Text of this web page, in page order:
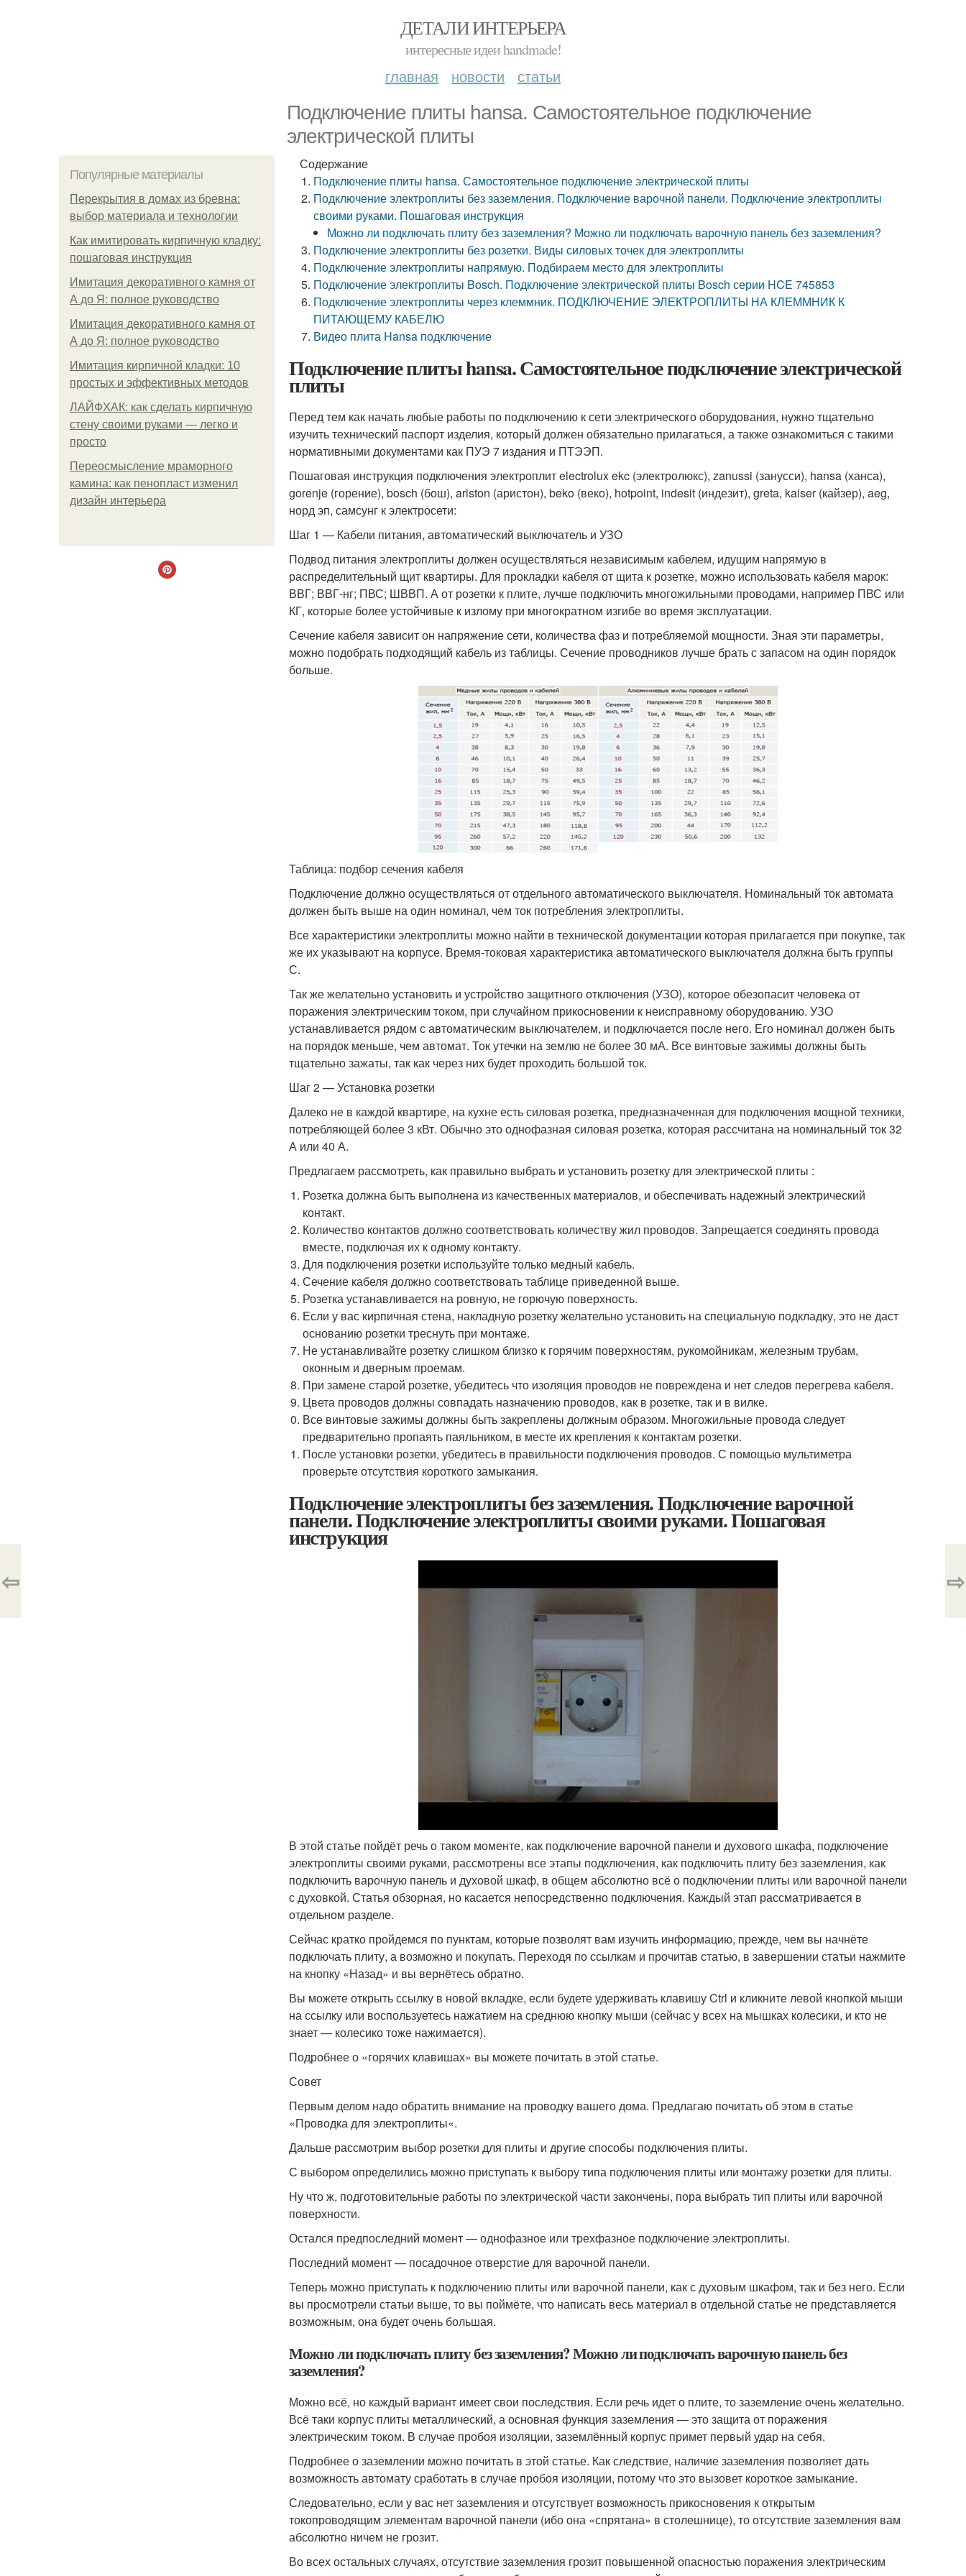
ДЕТАЛИ ИНТЕРЬЕРА
интересные идеи handmade!
главная новости статьи
Подключение плиты hansa. Самостоятельное подключение
электрической плиты
Популярные материалы
Перекрытия в домах из бревна:
выбор материала и технологии
Как имитировать кирпичную кладку:
пошаговая инструкция
Имитация декоративного камня от
А до Я: полное руководство
Имитация декоративного камня от
А до Я: полное руководство
Имитация кирпичной кладки: 10
простых и эффективных методов
ЛАЙФХАК: как сделать кирпичную
стену своими руками — легко и
просто
Переосмысление мраморного
камина: как пенопласт изменил
дизайн интерьера
Содержание
Подключение плиты hansa. Самостоятельное подключение электрической плиты
Подключение электроплиты без заземления. Подключение варочной панели. Подключение электроплиты
своими руками. Пошаговая инструкция
Можно ли подключать плиту без заземления? Можно ли подключать варочную панель без заземления?
Подключение электроплиты без розетки. Виды силовых точек для электроплиты
Подключение электроплиты напрямую. Подбираем место для электроплиты
Подключение электроплиты Bosch. Подключение электрической плиты Bosch серии HCE 745853
Подключение электроплиты через клеммник. ПОДКЛЮЧЕНИЕ ЭЛЕКТРОПЛИТЫ НА КЛЕММНИК К
ПИТАЮЩЕМУ КАБЕЛЮ
Видео плита Hansa подключение
Подключение плиты hansa. Самостоятельное подключение электрической
плиты
Перед тем как начать любые работы по подключению к сети электрического оборудования, нужно тщательно
изучить технический паспорт изделия, который должен обязательно прилагаться, а также ознакомиться с такими
нормативными документами как ПУЭ 7 издания и ПТЭЭП.
Пошаговая инструкция подключения электроплит electrolux ekc (электролюкс), zanussi (занусси), hansa (ханса),
gorenje (горение), bosch (бош), ariston (аристон), beko (веко), hotpoint, indesit (индезит), greta, kaiser (кайзер), aeg,
норд эп, самсунг к электросети:
Шаг 1 — Кабели питания, автоматический выключатель и УЗО
Подвод питания электроплиты должен осуществляться независимым кабелем, идущим напрямую в
распределительный щит квартиры. Для прокладки кабеля от щита к розетке, можно использовать кабеля марок:
ВВГ; ВВГ-нг; ПВС; ШВВП. А от розетки к плите, лучше подключить многожильными проводами, например ПВС или
КГ, которые более устойчивые к излому при многократном изгибе во время эксплуатации.
Сечение кабеля зависит он напряжение сети, количества фаз и потребляемой мощности. Зная эти параметры,
можно подобрать подходящий кабель из таблицы. Сечение проводников лучше брать с запасом на один порядок
больше.
Таблица: подбор сечения кабеля
Подключение должно осуществляться от отдельного автоматического выключателя. Номинальный ток автомата
должен быть выше на один номинал, чем ток потребления электроплиты.
Все характеристики электроплиты можно найти в технической документации которая прилагается при покупке, так
же их указывают на корпусе. Время-токовая характеристика автоматического выключателя должна быть группы
С.
Так же желательно установить и устройство защитного отключения (УЗО), которое обезопасит человека от
поражения электрическим током, при случайном прикосновении к неисправному оборудованию. УЗО
устанавливается рядом с автоматическим выключателем, и подключается после него. Его номинал должен быть
на порядок меньше, чем автомат. Ток утечки на землю не более 30 мА. Все винтовые зажимы должны быть
тщательно зажаты, так как через них будет проходить большой ток.
Шаг 2 — Установка розетки
Далеко не в каждой квартире, на кухне есть силовая розетка, предназначенная для подключения мощной техники,
потребляющей более 3 кВт. Обычно это однофазная силовая розетка, которая рассчитана на номинальный ток 32
А или 40 А.
Предлагаем рассмотреть, как правильно выбрать и установить розетку для электрической плиты :
Розетка должна быть выполнена из качественных материалов, и обеспечивать надежный электрический
контакт.
Количество контактов должно соответствовать количеству жил проводов. Запрещается соединять провода
вместе, подключая их к одному контакту.
Для подключения розетки используйте только медный кабель.
Сечение кабеля должно соответствовать таблице приведенной выше.
Розетка устанавливается на ровную, не горючую поверхность.
Если у вас кирпичная стена, накладную розетку желательно установить на специальную подкладку, это не даст
основанию розетки треснуть при монтаже.
Не устанавливайте розетку слишком близко к горячим поверхностям, рукомойникам, железным трубам,
оконным и дверным проемам.
При замене старой розетке, убедитесь что изоляция проводов не повреждена и нет следов перегрева кабеля.
Цвета проводов должны совпадать назначению проводов, как в розетке, так и в вилке.
Все винтовые зажимы должны быть закреплены должным образом. Многожильные провода следует
предварительно пропаять паяльником, в месте их крепления к контактам розетки.
После установки розетки, убедитесь в правильности подключения проводов. С помощью мультиметра
проверьте отсутствия короткого замыкания.
Подключение электроплиты без заземления. Подключение варочной
панели. Подключение электроплиты своими руками. Пошаговая
инструкция
В этой статье пойдёт речь о таком моменте, как подключение варочной панели и духового шкафа, подключение
электроплиты своими руками, рассмотрены все этапы подключения, как подключить плиту без заземления, как
подключить варочную панель и духовой шкаф, в общем абсолютно всё о подключении плиты или варочной панели
с духовкой. Статья обзорная, но касается непосредственно подключения. Каждый этап рассматривается в
отдельном разделе.
Сейчас кратко пройдемся по пунктам, которые позволят вам изучить информацию, прежде, чем вы начнёте
подключать плиту, а возможно и покупать. Переходя по ссылкам и прочитав статью, в завершении статьи нажмите
на кнопку «Назад» и вы вернётесь обратно.
Вы можете открыть ссылку в новой вкладке, если будете удерживать клавишу Ctrl и кликните левой кнопкой мыши
на ссылку или воспользуетесь нажатием на среднюю кнопку мыши (сейчас у всех на мышках колесики, и кто не
знает — колесико тоже нажимается).
Подробнее о «горячих клавишах» вы можете почитать в этой статье.
Совет
Первым делом надо обратить внимание на проводку вашего дома. Предлагаю почитать об этом в статье
«Проводка для электроплиты«.
Дальше рассмотрим выбор розетки для плиты и другие способы подключения плиты.
С выбором определились можно приступать к выбору типа подключения плиты или монтажу розетки для плиты.
Ну что ж, подготовительные работы по электрической части закончены, пора выбрать тип плиты или варочной
поверхности.
Остался предпоследний момент — однофазное или трехфазное подключение электроплиты.
Последний момент — посадочное отверстие для варочной панели.
Теперь можно приступать к подключению плиты или варочной панели, как с духовым шкафом, так и без него. Если
вы просмотрели статьи выше, то вы поймёте, что написать весь материал в отдельной статье не представляется
возможным, она будет очень большая.
Можно ли подключать плиту без заземления? Можно ли подключать варочную панель без
заземления?
Можно всё, но каждый вариант имеет свои последствия. Если речь идет о плите, то заземление очень желательно.
Всё таки корпус плиты металлический, а основная функция заземления — это защита от поражения
электрическим током. В случае пробоя изоляции, заземлённый корпус примет первый удар на себя.
Подробнее о заземлении можно почитать в этой статье. Как следствие, наличие заземления позволяет дать
возможность автомату сработать в случае пробоя изоляции, потому что это вызовет короткое замыкание.
Следовательно, если у вас нет заземления и отсутствует возможность прикосновения к открытым
токопроводящим элементам варочной панели (ибо она «спрятана» в столешнице), то отсутствие заземления вам
абсолютно ничем не грозит.
Во всех остальных случаях, отсутствие заземления грозит повышенной опасностью поражения электрическим
⇦ ⇨